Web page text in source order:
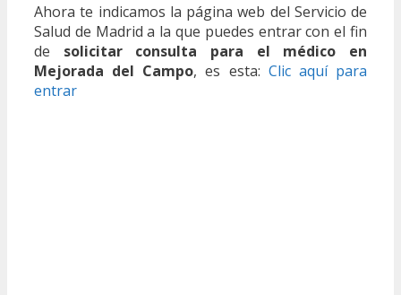
Ahora te indicamos la página web del Servicio de
Salud de Madrid a la que puedes entrar con el fin
de solicitar consulta para el médico en
Mejorada del Campo, es esta: Clic aquí para
entrar